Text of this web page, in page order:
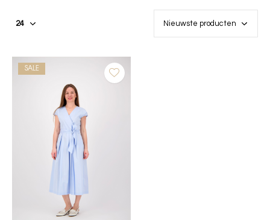
SALE